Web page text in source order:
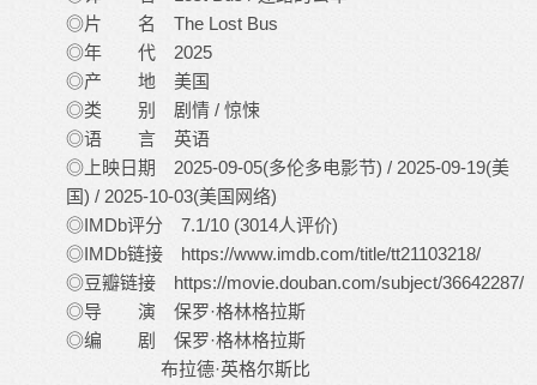
◎片 名 The Lost Bus
◎年 代 2025
◎产 地 美国
◎类 别 剧情 / 惊悚
◎语 言 英语
◎上映日期 2025-09-05(多伦多电影节) / 2025-09-19(美
国) / 2025-10-03(美国网络)
◎IMDb评分 7.1/10 (3014人评价)
◎IMDb链接 https://www.imdb.com/title/tt21103218/
◎豆瓣链接 https://movie.douban.com/subject/36642287/
◎导 演 保罗·格林格拉斯
◎编 剧 保罗·格林格拉斯
布拉德·英格尔斯比